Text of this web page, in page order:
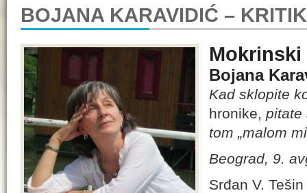
BOJANA KARAVIDIĆ –
Mokrinski
Bojana
Kad sklopite
hronike, pitate
tom „malom
Beograd, 9.
Srđan V.